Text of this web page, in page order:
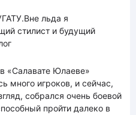
льда я
стилист и будущий
«Салавате Юлаеве»
много игроков, и сейчас,
собрался очень боевой
пройти далеко в